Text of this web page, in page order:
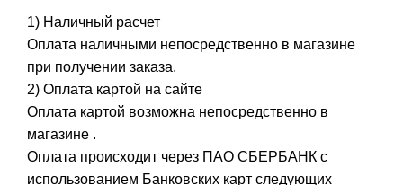
1) Наличный расчет
Оплата наличными непосредственно в магазине
при получении заказа.
2) Оплата картой на сайте
Оплата картой возможна непосредственно в
магазине .
Оплата происходит через ПАО СБЕРБАНК с
использованием Банковских карт следующих